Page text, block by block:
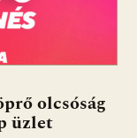
olcsóság
üzlet